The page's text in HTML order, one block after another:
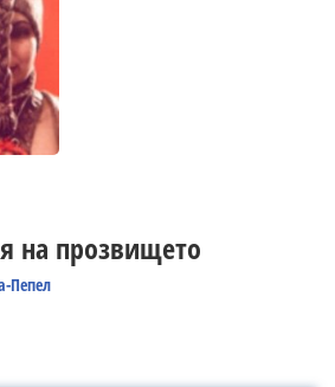
на прозвището
Пепел